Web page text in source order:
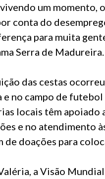
vivendo um momento,
conta do
para muita
Serra de Madureira.
das cestas
e no campo de
locais têm apoiado
e no atendimento
de doações para
a Visão